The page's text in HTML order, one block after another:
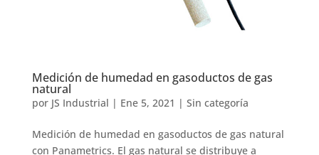
Medición de humedad en gasoductos de gas
natural
por JS Industrial | Ene 5, 2021 | Sin categoría
Medición de humedad en gasoductos de gas natural
con Panametrics. El gas natural se distribuye a